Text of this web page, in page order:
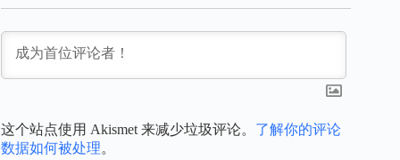
这个站点使用 Akismet 来减少垃圾评论。 了解你的评论
数据如何被处理。